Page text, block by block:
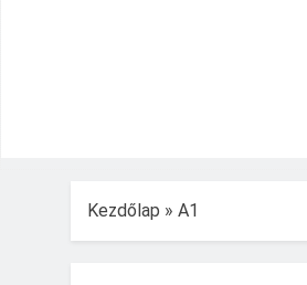
Kezdőlap » A1